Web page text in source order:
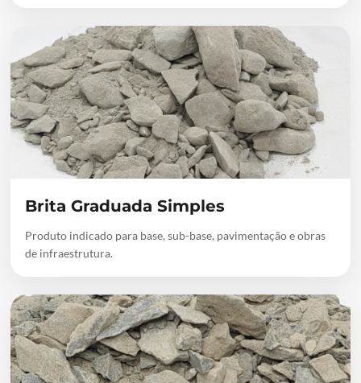
Brita Graduada Simples
Produto indicado para base, sub-base, pavimentação e obras
de infraestrutura.